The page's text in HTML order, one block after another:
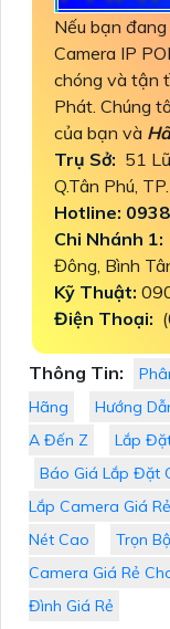
Nếu bạn
Camera IP
chóng và tận
Phát. Chúng
của bạn và
Trụ Sở: 51
Q.Tân Phú,
Hotline:
Chi Nhánh 1:
Đông, Bình
Kỹ Thuật:
Điện Thoại:
Thông Tin:
Hãng
Hướng
A Đến Z
Lắp
Báo Giá Lắp Đặt
Lắp Camera Giá Rẻ
Nét Cao
Trọn
Camera Giá Rẻ
Đình Giá Rẻ